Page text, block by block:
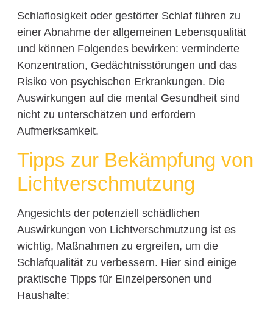
Schlaflosigkeit oder gestörter Schlaf führen zu
einer Abnahme der allgemeinen Lebensqualität
und können Folgendes bewirken: verminderte
Konzentration, Gedächtnisstörungen und das
Risiko von psychischen Erkrankungen. Die
Auswirkungen auf die mental Gesundheit sind
nicht zu unterschätzen und erfordern
Aufmerksamkeit.
Tipps zur Bekämpfung von
Lichtverschmutzung
Angesichts der potenziell schädlichen
Auswirkungen von Lichtverschmutzung ist es
wichtig, Maßnahmen zu ergreifen, um die
Schlafqualität zu verbessern. Hier sind einige
praktische Tipps für Einzelpersonen und
Haushalte: